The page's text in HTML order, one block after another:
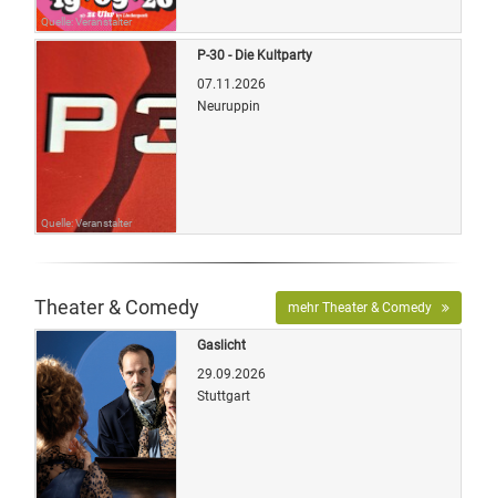
Quelle: Veranstalter
Quelle: Veranstalter
P-30 - Die Kultparty
07.11.2026
Neuruppin
Theater & Comedy mehr Theater & Comedy
Gaslicht
29.09.2026
Stuttgart